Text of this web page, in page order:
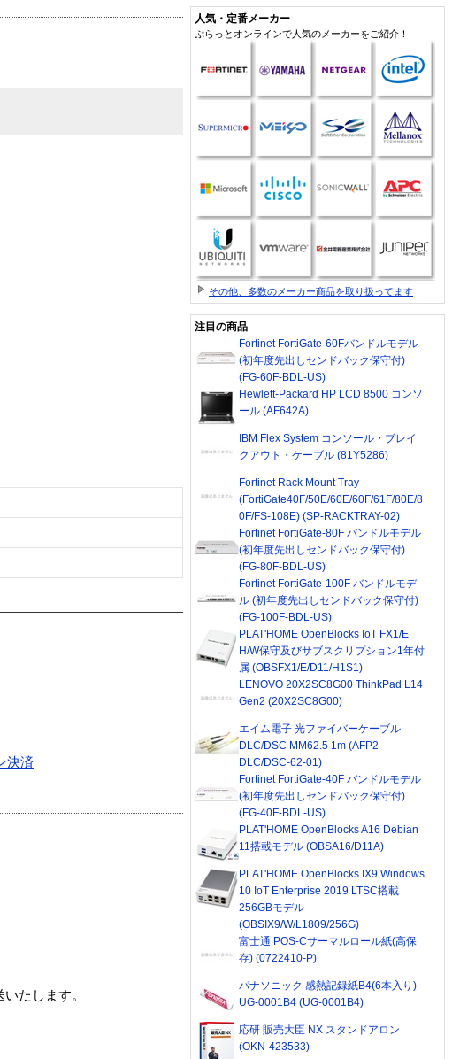
決済
たします。
人気・定番メーカー
ぷらっとオンラインで人気のメーカーをご紹介！
その他、多数のメーカー商品を取り扱ってます
注目の商品
Fortinet FortiGate-60Fバンドルモデル
(初年度先出しセンドバック保守付)
(FG-60F-BDL-US)
Hewlett-Packard HP LCD 8500 コンソ
ール (AF642A)
IBM Flex System コンソール・ブレイ
クアウト・ケーブル (81Y5286)
Fortinet Rack Mount Tray
(FortiGate40F/50E/60E/60F/61F/80E/8
0F/FS-108E) (SP-RACKTRAY-02)
Fortinet FortiGate-80F バンドルモデル
(初年度先出しセンドバック保守付)
(FG-80F-BDL-US)
Fortinet FortiGate-100F バンドルモデ
ル (初年度先出しセンドバック保守付)
(FG-100F-BDL-US)
PLAT'HOME OpenBlocks IoT FX1/E
H/W保守及びサブスクリプション1年付
属 (OBSFX1/E/D11/H1S1)
LENOVO 20X2SC8G00 ThinkPad L14
Gen2 (20X2SC8G00)
エイム電子 光ファイバーケーブル
DLC/DSC MM62.5 1m (AFP2-
DLC/DSC-62-01)
Fortinet FortiGate-40F バンドルモデル
(初年度先出しセンドバック保守付)
(FG-40F-BDL-US)
PLAT'HOME OpenBlocks A16 Debian
11搭載モデル (OBSA16/D11A)
PLAT'HOME OpenBlocks IX9 Windows
10 IoT Enterprise 2019 LTSC搭載
256GBモデル
(OBSIX9/W/L1809/256G)
富士通 POS-Cサーマルロール紙(高保
存) (0722410-P)
パナソニック 感熱記録紙B4(6本入り)
UG-0001B4 (UG-0001B4)
応研 販売大臣 NX スタンドアロン
(OKN-423533)